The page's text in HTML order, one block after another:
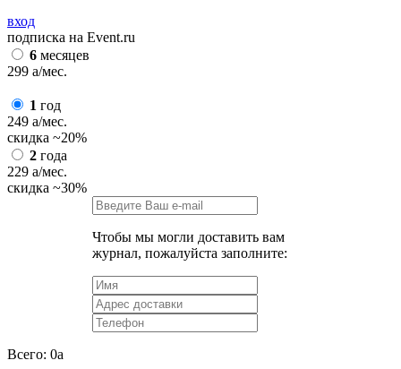
вход
подписка на Event.ru
6 месяцев
299 a/мес.
1 год
249 a/мес.
скидка ~20%
2 года
229 a/мес.
скидка ~30%
Чтобы мы могли доставить вам
журнал, пожалуйста заполните:
Всего: 0a